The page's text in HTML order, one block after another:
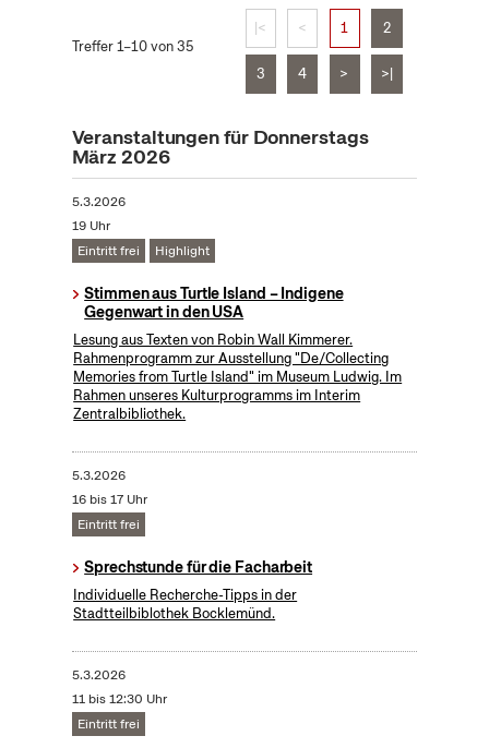
Treffer 1–10 von 35
|< < 1 2
3 4 > >|
Veranstaltungen für Donnerstags
März 2026
5.3.2026
19 Uhr
Eintritt frei
Highlight
Stimmen aus Turtle Island – Indigene
Gegenwart in den USA
Lesung aus Texten von Robin Wall Kimmerer.
Rahmenprogramm zur Ausstellung "De/Collecting
Memories from Turtle Island" im Museum Ludwig. Im
Rahmen unseres Kulturprogramms im Interim
Zentralbibliothek.
5.3.2026
16 bis 17 Uhr
Eintritt frei
Sprechstunde für die Facharbeit
Individuelle Recherche-Tipps in der
Stadtteilbiblothek Bocklemünd.
5.3.2026
11 bis 12:30 Uhr
Eintritt frei